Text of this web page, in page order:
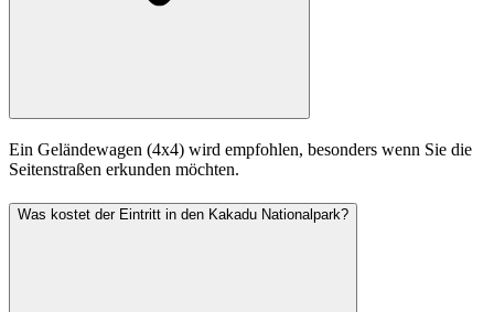
Ein Geländewagen (4x4) wird empfohlen, besonders wenn Sie die
Seitenstraßen erkunden möchten.
Was kostet der Eintritt in den Kakadu Nationalpark?